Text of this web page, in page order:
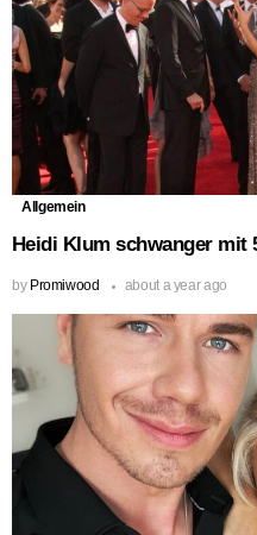
Allgemein
Heidi Klum schwanger mit
by Promiwood about a year ago